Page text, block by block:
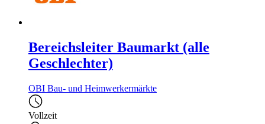
Bereichsleiter Baumarkt (alle
Geschlechter)
OBI Bau- und Heimwerkermärkte
Vollzeit